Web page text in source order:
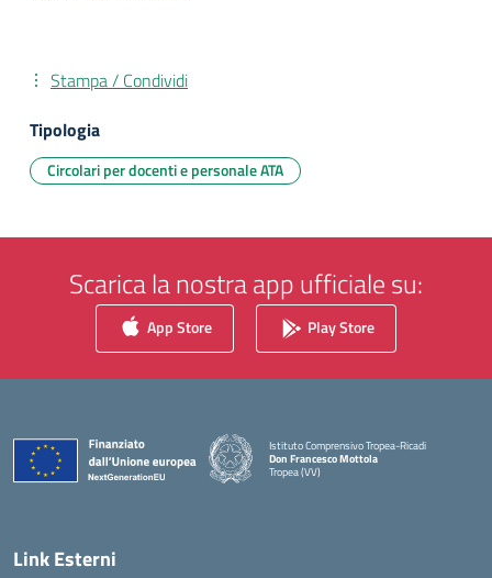
Stampa / Condividi
Tipologia
Circolari per docenti e personale ATA
Scarica la nostra app ufficiale su:
App Store Play Store
Istituto Comprensivo Tropea-Ricadi
Don Francesco Mottola
Tropea (VV)
— Visita la pagina iniziale della scuola
Link Esterni